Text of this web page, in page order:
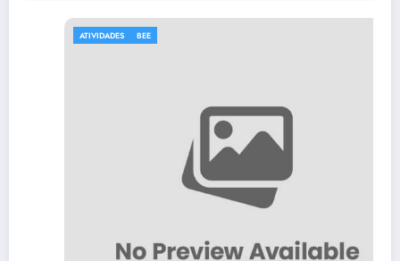
ATIVIDADES BEE